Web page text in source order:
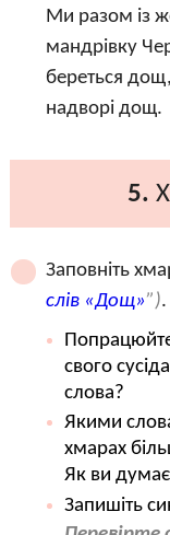
Ми разом із
мандрівку
береться
надворі дощ.
5.
Заповніть
слів «Дощ»”).
свого
слова?
Якими
хмарах
Як ви
Запишіть